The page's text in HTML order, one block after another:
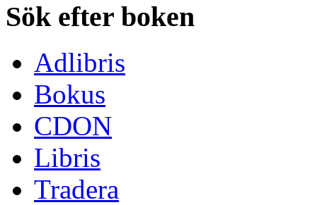
Sök efter boken
Adlibris
Bokus
CDON
Libris
Tradera